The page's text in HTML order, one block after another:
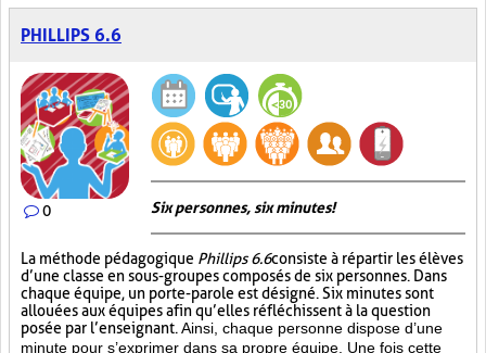
PHILLIPS 6.6
0 Six personnes, six minutes!
La méthode pédagogique Phillips 6.6consiste à répartir les élèves
d’une classe en sous-groupes composés de six personnes. Dans
chaque équipe, un porte-parole est désigné. Six minutes sont
allouées aux équipes afin qu’elles réfléchissent à la question
posée par l’enseignant. Ainsi, chaque personne dispose d’une
minute pour s’exprimer dans sa propre équipe. Une fois cette